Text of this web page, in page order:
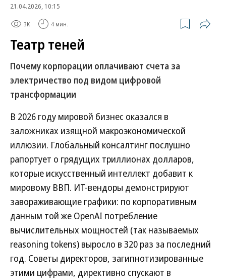
21.04.2026, 10:15
3K 4 мин.
Театр теней
Почему корпорации оплачивают счета за
электричество под видом цифровой
трансформации
В 2026 году мировой бизнес оказался в
заложниках изящной макроэкономической
иллюзии. Глобальный консалтинг послушно
рапортует о грядущих триллионах долларов,
которые искусственный интеллект добавит к
мировому ВВП. ИТ-вендоры демонстрируют
завораживающие графики: по корпоративным
данным той же OpenAI потребление
вычислительных мощностей (так называемых
reasoning tokens) выросло в 320 раз за последний
год. Советы директоров, загипнотизированные
этими цифрами, директивно спускают в